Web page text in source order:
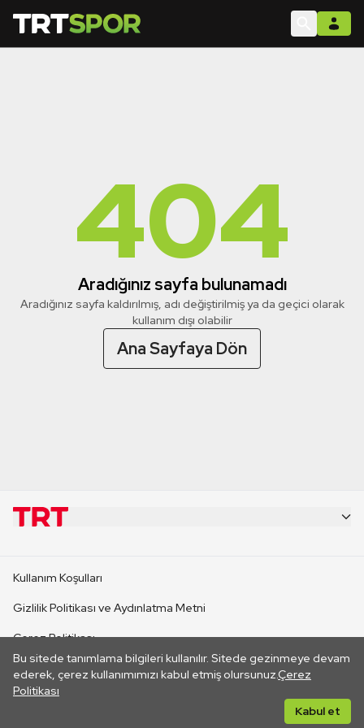
404
Aradığınız sayfa bulunamadı
Aradığınız sayfa kaldırılmış, adı değiştirilmiş ya da geçici olarak
kullanım dışı olabilir
Ana Sayfaya Dön
Bu sitede tanımlama bilgileri kullanılır. Sitede gezinmeye devam
ederek, çerez kullanımımızı kabul etmiş olursunuz.Çerez
Politikası
Kabul et
CANLI YAYINLAR
Kullanım Koşulları
Gizlilik Politikası ve Aydınlatma Metni
Çerez Politikası
İletişim
Her hakkı saklıdır. ©2026 TRT. Bağlantı yoluyla gidilen dış